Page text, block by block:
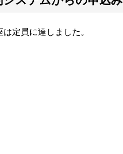
は定員に達しました。